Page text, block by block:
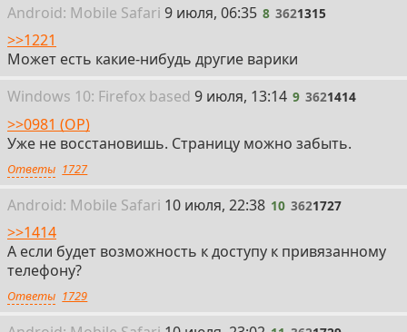
Android: Mobile Safari 8
9 июля, 06:35 8 3621315
>>1221
Может есть какие-нибудь другие варики
Windows 10: Firefox based 9
9 июля, 13:14 9 3621414
>>0981 (OP)
Уже не восстановишь. Страницу можно забыть.
Ответы 1727
Android: Mobile Safari 10
10 июля, 22:38 10 3621727
>>1414
А если будет возможность к доступу к привязанному
телефону?
Ответы 1729